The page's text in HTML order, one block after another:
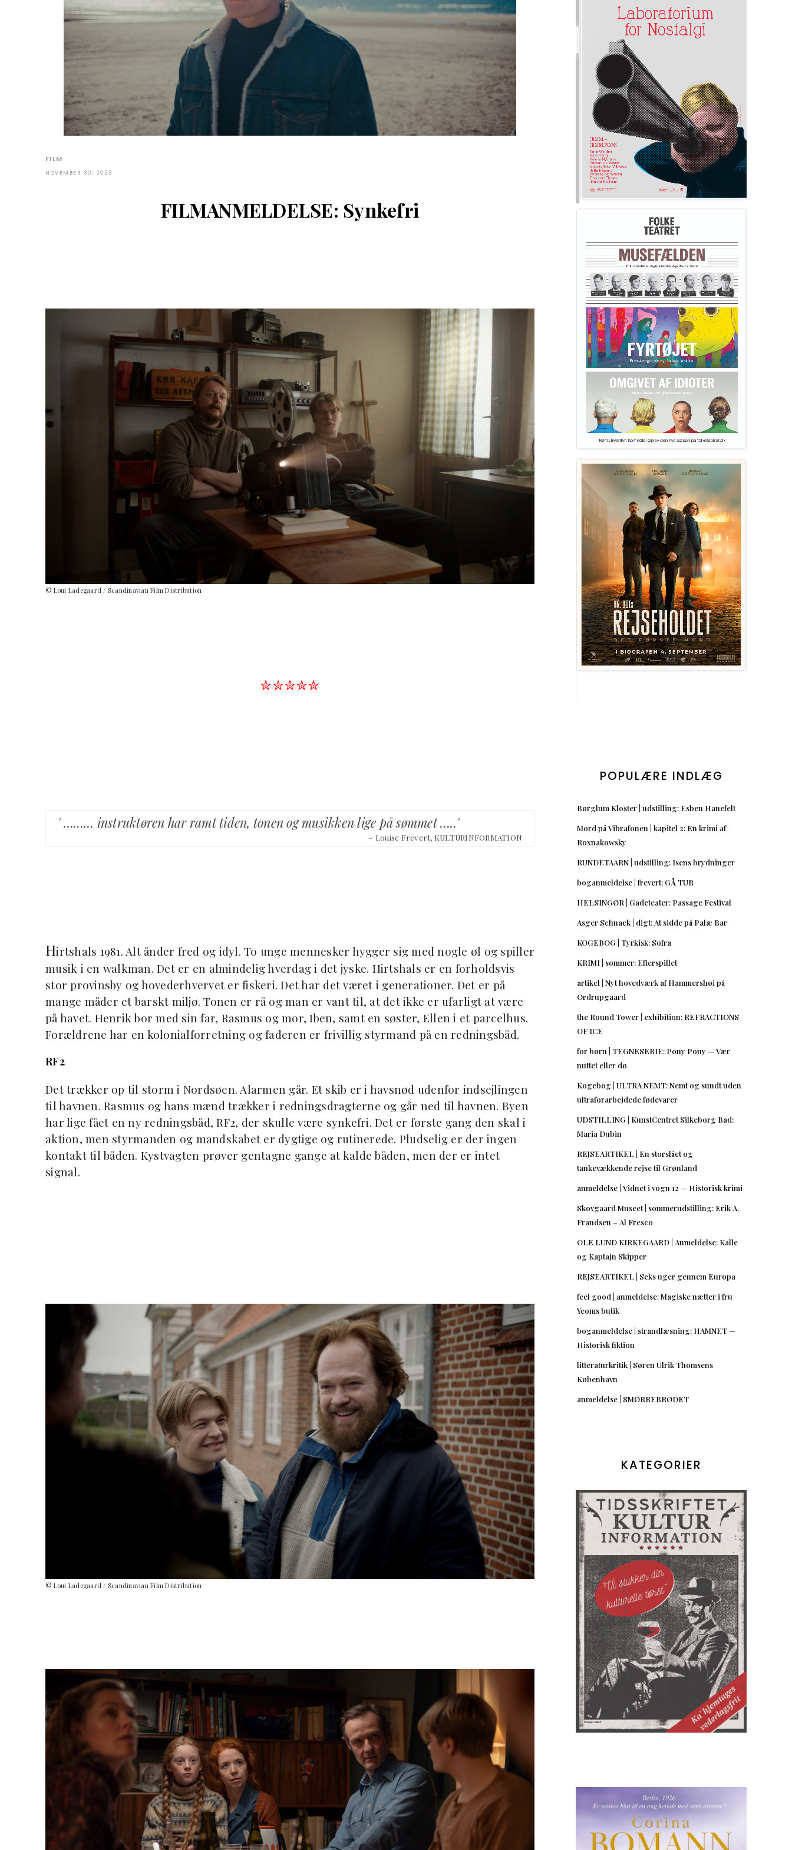
FILM
NOVEMBER 30, 2023
FILMANMELDELSE: Synkefri
© Loui Ladegaard / Scandinavian Film Distribution
✮✮✮✮✮
' ……… instruktøren har ramt tiden, tonen og musikken lige på sømmet …..'
– Louise Frevert, KULTURINFORMATION
Hirtshals 1981. Alt ånder fred og idyl. To unge mennesker hygger sig med nogle øl og spiller
musik i en walkman. Det er en almindelig hverdag i det jyske. Hirtshals er en forholdsvis
stor provinsby og hovederhvervet er fiskeri. Det har det været i generationer. Det er på
mange måder et barskt miljø. Tonen er rå og man er vant til, at det ikke er ufarligt at være
på havet. Henrik bor med sin far, Rasmus og mor, Iben, samt en søster, Ellen i et parcelhus.
Forældrene har en kolonialforretning og faderen er frivillig styrmand på en redningsbåd.
RF2
Det trækker op til storm i Nordsøen. Alarmen går. Et skib er i havsnød udenfor indsejlingen
til havnen. Rasmus og hans mænd trækker i redningsdragterne og går ned til havnen. Byen
har lige fået en ny redningsbåd, RF2, der skulle være synkefri. Det er første gang den skal i
aktion, men styrmanden og mandskabet er dygtige og rutinerede. Pludselig er der ingen
kontakt til båden. Kystvagten prøver gentagne gange at kalde båden, men der er intet
signal.
© Loui Ladegaard / Scandinavian Film Distribution
POPULÆRE INDLÆG
Børglum Kloster | udstilling: Esben Hanefelt
Mord på Vibrafonen | kapitel 2: En krimi af
Roxnakowsky
RUNDETAARN | udstilling: Isens brydninger
boganmeldelse | frevert: GÅ TUR
HELSINGØR | Gadeteater: Passage Festival
Asger Schnack | digt: At sidde på Palæ Bar
KOGEBOG | Tyrkisk: Sofra
KRIMI | sommer: Efterspillet
artikel | Nyt hovedværk af Hammershøi på
Ordrupgaard
the Round Tower | exhibition: REFRACTIONS
OF ICE
for børn | TEGNESERIE: Pony Pony — Vær
nuttet eller dø
Kogebog | ULTRA NEMT: Nemt og sundt uden
ultraforarbejdede fødevarer
UDSTILLING | KunstCentret Silkeborg Bad:
Maria Dubin
REJSEARTIKEL | En storslået og
tankevækkende rejse til Grønland
anmeldelse | Vidnet i vogn 12 — Historisk krimi
Skovgaard Museet | sommerudstilling: Erik A.
Frandsen – Al Fresco
OLE LUND KIRKEGAARD | Anmeldelse: Kalle
og Kaptajn Skipper
REJSEARTIKEL | Seks uger gennem Europa
feel good | anmeldelse: Magiske nætter i fru
Yeoms butik
boganmeldelse | strandlæsning: HAMNET —
Historisk fiktion
litteraturkritik | Søren Ulrik Thomsens
København
anmeldelse | SMØRREBRØDET
KATEGORIER